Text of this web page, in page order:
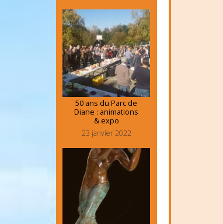
50 ans du Parc de
Diane : animations
& expo
23 janvier 2022